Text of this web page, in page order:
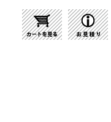
リア照明の通信販売【ライトス